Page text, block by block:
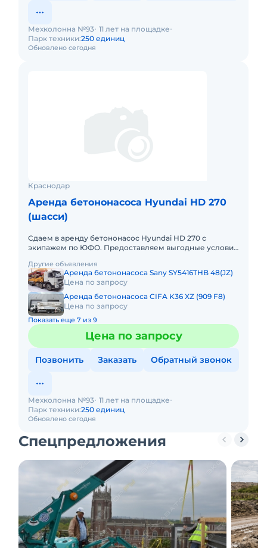
Обновлено сегодня
Мехколонна №93 11 лет на площадке
Парк техники:250 единиц
Краснодар
Аренда бетононасоса Hyundai HD 270
(шасси)
Сдаем в аренду бетононасос Hyundai HD 270 с
экипажем по ЮФО. Предоставляем выгодные условия
федеральном округе. К
Другие объявления
Аренда бетононасоса Sany SY5416THB 48(JZ)
Цена по запросу
Аренда бетононасоса CIFA K36 XZ (909 F8)
Цена по запросу
Показать еще 7 из 9
Цена по запросу
Позвонить Заказать Обратный звонок
Обновлено сегодня
Мехколонна №93 11 лет на площадке
Парк техники:250 единиц
Спецпредложения